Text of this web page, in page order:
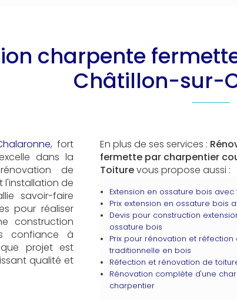
charpente
Châtillon-sur-
, fort
dans la
de
l'installation de
savoir-faire
pour réaliser
construction
confiance à
projet est
qualité et
En plus de ses services :
fermette par charpentier
Toiturevous propose aussi :
Extension en ossature bois
Prix extension en ossature bois
Devis pour construction
ossature bois
Prix pour rénovation et
traditionnelle en bois
Réfection et rénovation de
Rénovation complète d'une
charpentier